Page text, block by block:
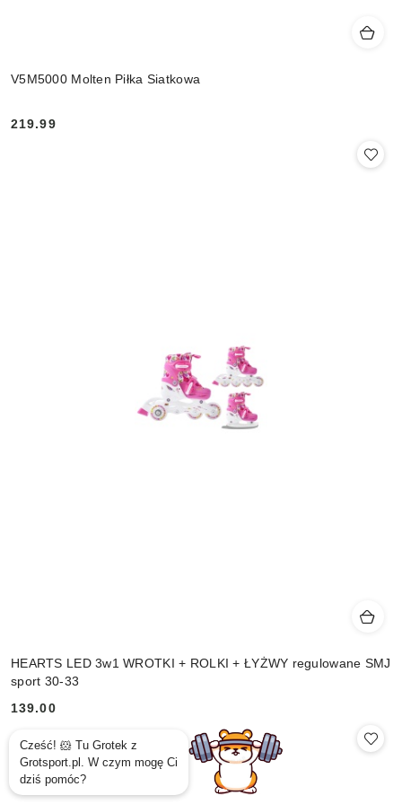
V5M5000 Molten Piłka Siatkowa
Cena:
219.99
HEARTS LED 3w1 WROTKI + ROLKI + ŁYŻWY regulowane SMJ
sport 30-33
Cena:
139.00